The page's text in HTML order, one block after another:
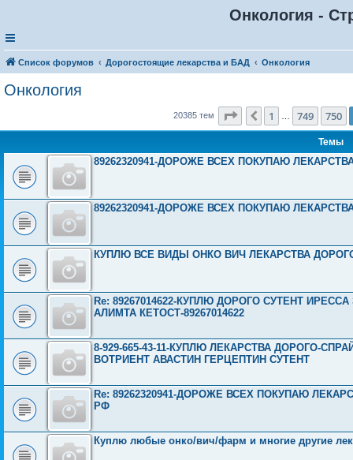
Онкология -
Список форумов Дорогостоящие лекарства и БАД Онкология
Онкология
20385 тем Страница 751из 816
Пред.
1 749 750
Темы
89262320941-ДОРОЖЕ ВСЕХ ПОКУПАЮ
89262320941-ДОРОЖЕ ВСЕХ ПОКУПАЮ
КУПЛЮ ВСЕ ВИДЫ ОНКО ВИЧ ЛЕКАРСТВА ДОРОГО
Re: 89267014622-КУПЛЮ ДОРОГО СУТЕНТ
АЛИМТА КЕТОСТ-89267014622
8-929-665-43-11-КУПЛЮ ЛЕКАРСТВА ДОРОГО-
ВОТРИЕНТ АВАСТИН ГЕРЦЕПТИН СУТЕНТ
Re: 89262320941-ДОРОЖЕ ВСЕХ ПОКУПАЮ
РФ
Куплю любые онко/вич/фарм и многие другие